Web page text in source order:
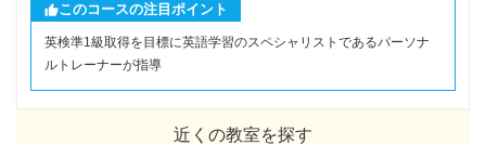
このコースの注目ポイント
英検準1級取得を目標に英語学習のスペシャリストであるパーソナ
ルトレーナーが指導
近くの教室を探す